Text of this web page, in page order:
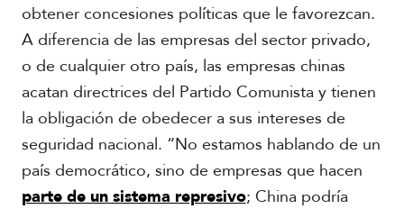
obtener concesiones políticas que le favorezcan.
A diferencia de las empresas del sector privado,
o de cualquier otro país, las empresas chinas
acatan directrices del Partido Comunista y tienen
la obligación de obedecer a sus intereses de
seguridad nacional. “No estamos hablando de un
país democrático, sino de empresas que hacen
parte de un sistema represivo; China podría